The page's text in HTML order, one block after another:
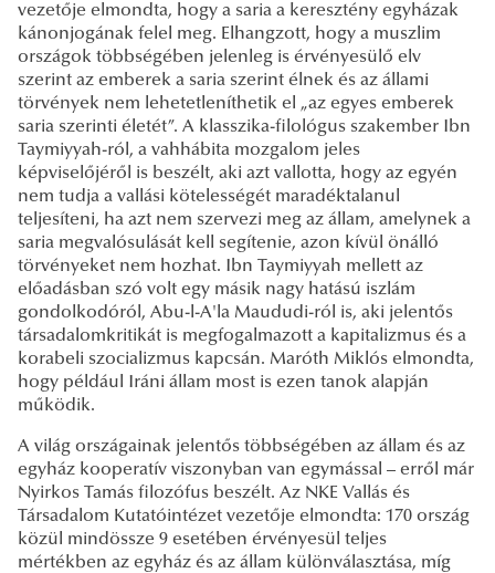
vezetője elmondta, hogy a saria a keresztény egyházak
kánonjogának felel meg. Elhangzott, hogy a muszlim
országok többségében jelenleg is érvényesülő elv
szerint az emberek a saria szerint élnek és az állami
törvények nem lehetetleníthetik el „az egyes emberek
saria szerinti életét”. A klasszika-filológus szakember Ibn
Taymiyyah-ról, a vahhábita mozgalom jeles
képviselőjéről is beszélt, aki azt vallotta, hogy az egyén
nem tudja a vallási kötelességét maradéktalanul
teljesíteni, ha azt nem szervezi meg az állam, amelynek a
saria megvalósulását kell segítenie, azon kívül önálló
törvényeket nem hozhat. Ibn Taymiyyah mellett az
előadásban szó volt egy másik nagy hatású iszlám
gondolkodóról, Abu-l-A'la Maududi-ról is, aki jelentős
társadalomkritikát is megfogalmazott a kapitalizmus és a
korabeli szocializmus kapcsán. Maróth Miklós elmondta,
hogy például Iráni állam most is ezen tanok alapján
működik.
A világ országainak jelentős többségében az állam és az
egyház kooperatív viszonyban van egymással – erről már
Nyirkos Tamás filozófus beszélt. Az NKE Vallás és
Társadalom Kutatóintézet vezetője elmondta: 170 ország
közül mindössze 9 esetében érvényesül teljes
mértékben az egyház és az állam különválasztása, míg